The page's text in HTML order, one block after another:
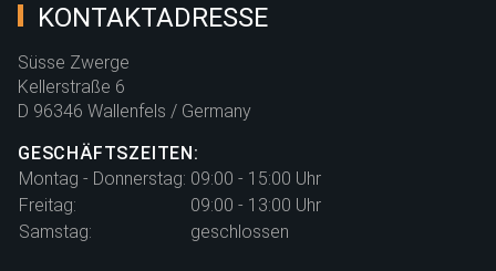
KONTAKTADRESSE
Süsse Zwerge
Kellerstraße 6
D 96346 Wallenfels / Germany
GESCHÄFTSZEITEN:
Montag - Donnerstag: 09:00 - 15:00 Uhr
Freitag:
09:00 - 13:00 Uhr
Samstag:
geschlossen